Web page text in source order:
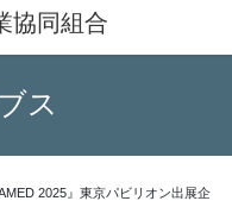
協同組合
ス
2025』東京パビリオン出展企